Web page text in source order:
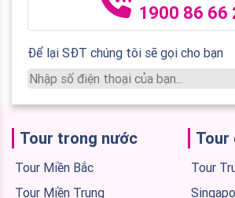
1900 86 66
Để lại SĐT chúng tôi sẽ gọi cho bạn
Tour trong nước
Tour Miền Bắc
Tour Miền Trung
Tour
Tour